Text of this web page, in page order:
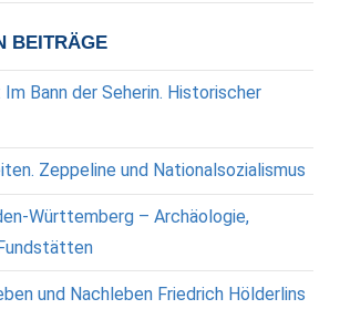
BEITRÄGE
Im Bann der Seherin. Historischer
Zeppeline und Nationalsozialismus
Württemberg – Archäologie,
und Nachleben Friedrich Hölderlins